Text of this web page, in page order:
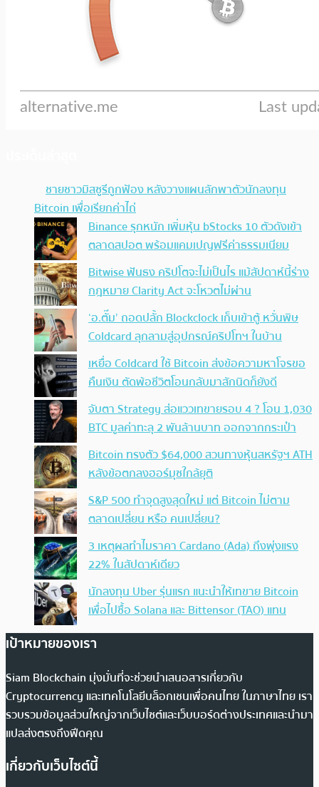
ชายชาวมิสซูรีถูกฟ้อง หลังวางแผนลักพาตัวนัก
ลงทุน Bitcoin เพื่อเรียกค่าไถ่
Binance รุกหนัก เพิ่มหุ้น bStocks 10 ตัวดังเข้า
ตลาดสปอต พร้อมแคมเปญฟรีค่าธรรมเนียม
Bitwise ฟันธง คริปโตจะไม่เป็นไร แม้สัปดาห์นี้ร่าง
กฎหมาย Clarity Act จะโหวตไม่ผ่าน
‘อ.ตั๊ม’ ถอดปลั้ก Blockclock เก็บเข้าตู้ หวั่นพิษ
Coldcard ลุกลามสู่อุปกรณ์คริปโทฯ ในบ้าน
เหยื่อ Coldcard ใช้ Bitcoin ส่งข้อความหาโจรขอ
คืนเงิน ตัดพ้อชีวิตโอนกลับมาสักนิดก็ยังดี
จับตา Strategy ส่อแววเทขายรอบ 4 ? โอน 1,030
BTC มูลค่าทะลุ 2 พันล้านบาท ออกจากกระเป๋า
Bitcoin ทรงตัว $64,000 สวนทางหุ้นสหรัฐฯ ATH
หลังข้อตกลงฮอร์มุซใกล้ยุติ
S&P 500 ทำจุดสูงสุดใหม่ แต่ Bitcoin ไม่ตาม
ตลาดเปลี่ยน หรือ คนเปลี่ยน?
3 เหตุผลทำไมราคา Cardano (Ada) ถึงพุ่งแรง
22% ในสัปดาห์เดียว
นักลงทุน Uber รุ่นแรก แนะนำให้เทขาย Bitcoin
เพื่อไปซื้อ Solana และ Bittensor (TAO) แทน
เป้าหมายของเรา
Siam Blockchain มุ่งมั่นที่จะช่วยนำเสนอสารเกี่ยวกับ
Cryptocurrency และเทคโนโลยีบล็อกเชนเพื่อคนไทย ในภาษาไทย เรา
รวบรวมข้อมูลส่วนใหญ่จากเว็บไซต์และเว็บบอร์ดต่างประเทศและนำมา
แปลส่งตรงถึงฟีดคุณ
เกี่ยวกับเว็บไซต์นี้